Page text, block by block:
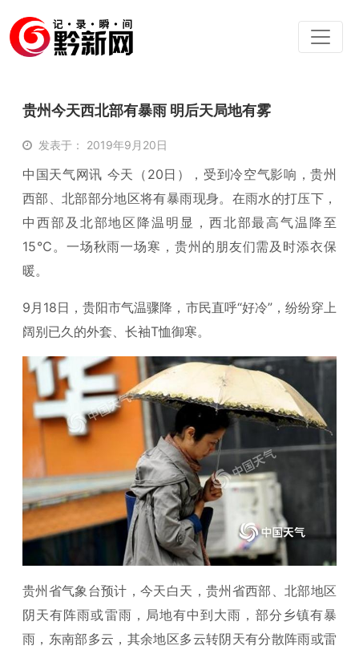
贵州今天西北部有暴雨 明后天局地有雾
发表于： 2019年9月20日
中国天气网讯 今天（20日），受到冷空气影响，贵州
西部、北部部分地区将有暴雨现身。在雨水的打压下，
中西部及北部地区降温明显，西北部最高气温降至
15℃。一场秋雨一场寒，贵州的朋友们需及时添衣保
暖。
9月18日，贵阳市气温骤降，市民直呼“好冷”，纷纷穿上
阔别已久的外套、长袖T恤御寒。
贵州省气象台预计，今天白天，贵州省西部、北部地区
阴天有阵雨或雷雨，局地有中到大雨，部分乡镇有暴
雨，东南部多云，其余地区多云转阴天有分散阵雨或雷